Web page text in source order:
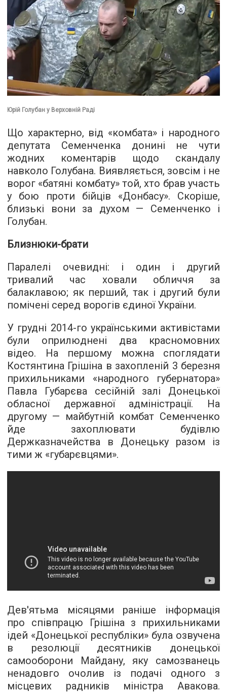
Юрій Голубан у Верховній Раді
Що характерно, від «комбата» і народного
депутата Семенченка донині не чути
жодних коментарів щодо скандалу
навколо Голубана. Виявляється, зовсім і не
ворог «батяні комбату» той, хто брав участь
у бою проти бійців «Донбасу». Скоріше,
близькі вони за духом — Семенченко і
Голубан.
Близнюки-брати
Паралелі очевидні: і один і другий
тривалий час ховали обличчя за
балаклавою; як перший, так і другий були
помічені серед ворогів єдиної України.
У грудні 2014-го українськими активістами
були оприлюднені два красномовних
відео. На першому можна споглядати
Костянтина Грішіна в захопленій 3 березня
прихильниками «народного губернатора»
Павла Губарєва сесійній залі Донецької
обласної державної адміністрації. На
другому — майбутній комбат Семенченко
йде захоплювати будівлю
Держказначейства в Донецьку разом із
тими ж «губарєвцями».
Дев'ятьма місяцями раніше інформація
про співпрацю Грішіна з прихильниками
ідей «Донецької республіки» була озвучена
в резолюції десятників донецької
самооборони Майдану, яку самозванець
ненадовго очолив із подачі одного з
місцевих радників міністра Авакова.